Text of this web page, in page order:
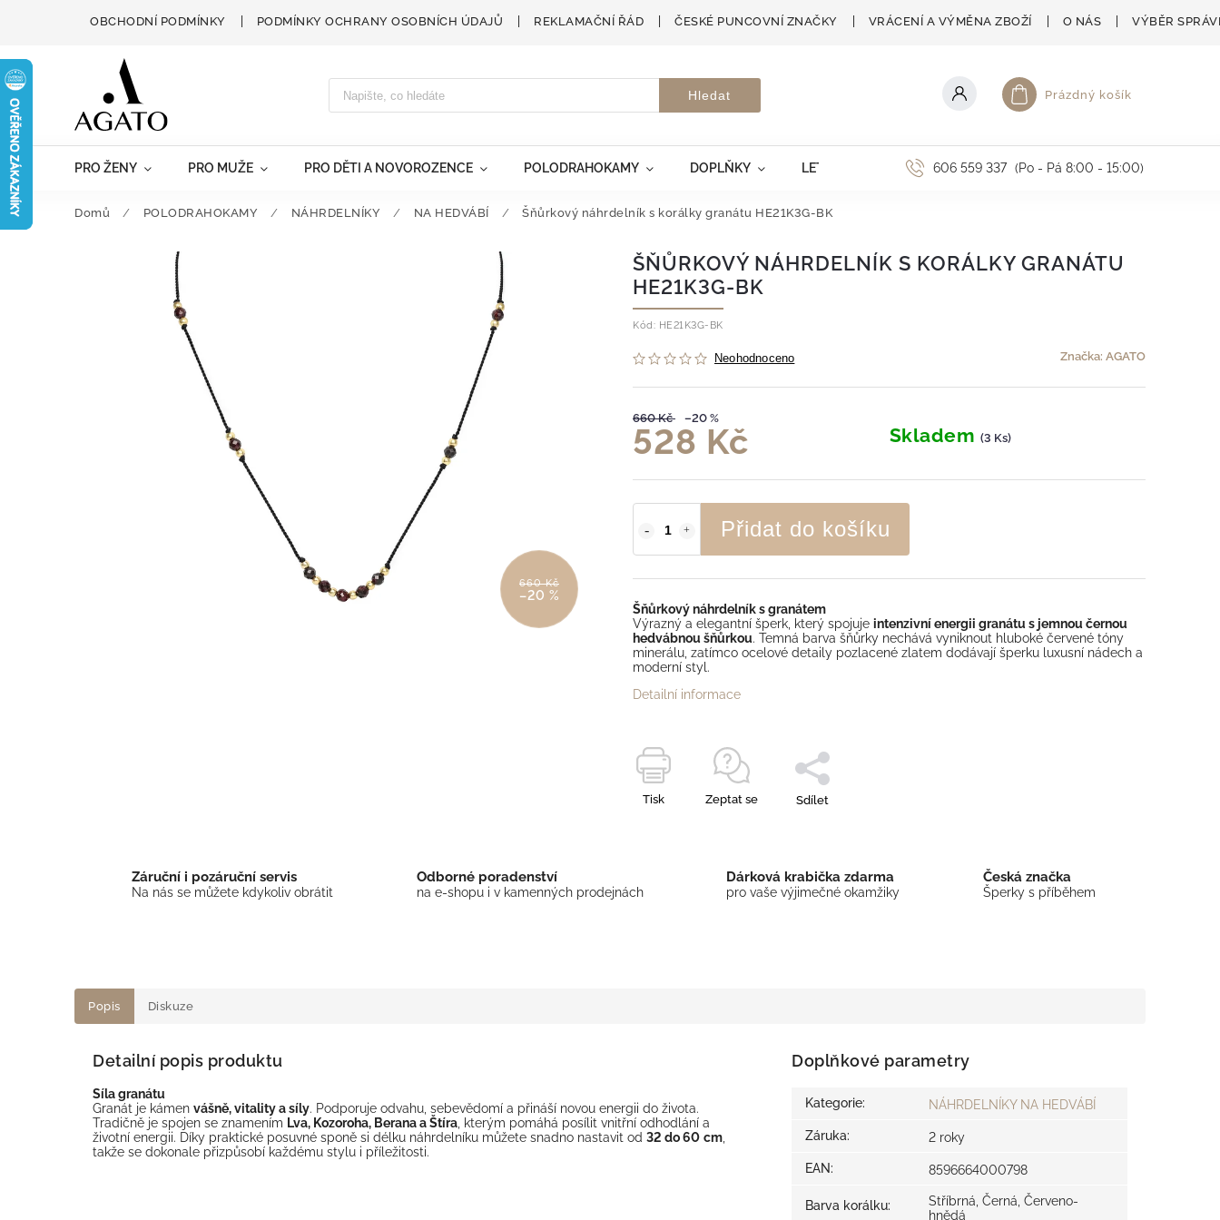
OBCHODNÍ PODMÍNKY PODMÍNKY OCHRANY OSOBNÍCH ÚDAJŮ REKLAMAČNÍ ŘÁD ČESKÉ PUNCOVNÍ ZNAČKY VRÁCENÍ A VÝMĚNA ZBOŽÍ O NÁS VÝBĚR
Hledat Nákupní košík
Prázdný košík
PRO ŽENY PRO MUŽE PRO DĚTI A NOVOROZENCE POLODRAHOKAMY DOPLŇKY LETNÍ AKCE 606 559 337 (Po - Pá 8:00 - 15:00)
Domů / POLODRAHOKAMY / NÁHRDELNÍKY / NA HEDVÁBÍ / Šňůrkový náhrdelník s korálky granátu HE21K3G-BK
660 Kč
–20 %
ŠŇŮRKOVÝ NÁHRDELNÍK S KORÁLKY GRANÁTU
HE21K3G-BK
Kód: HE21K3G-BK
Neohodnoceno Značka: AGATO
660 Kč –20 %
528 Kč Skladem (3 Ks)
Přidat do košíku
Šňůrkový náhrdelník s granátem
Výrazný a elegantní šperk, který spojuje intenzivní energii granátu s jemnou černou
hedvábnou šňůrkou. Temná barva šňůrky nechává vyniknout hluboké červené tóny
minerálu, zatímco ocelové detaily pozlacené zlatem dodávají šperku luxusní nádech a
moderní styl.
Detailní informace
Tisk Zeptat se Sdílet
Záruční i pozáruční servis
Na nás se můžete kdykoliv obrátit
Odborné poradenství
na e-shopu i v kamenných prodejnách
Dárková krabička zdarma
pro vaše výjimečné okamžiky
Česká značka
Šperky s příběhem
Popis Diskuze
Detailní popis produktu
Síla granátu
Granát je kámen vášně, vitality a síly. Podporuje odvahu, sebevědomí a přináší novou energii do života.
Tradičně je spojen se znamením Lva, Kozoroha, Berana a Štíra, kterým pomáhá posílit vnitřní odhodlání a
životní energii. Díky praktické posuvné sponě si délku náhrdelníku můžete snadno nastavit od 32 do 60 cm,
takže se dokonale přizpůsobí každému stylu i příležitosti.
Doplňkové parametry
Kategorie: NÁHRDELNÍKY NA HEDVÁBÍ
Záruka: 2 roky
EAN: 8596664000798
Barva korálku:
Stříbrná, Černá, Červeno-
hnědá